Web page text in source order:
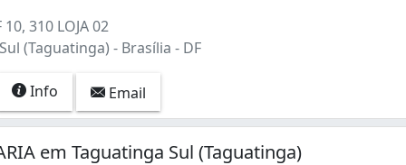
310 LOJA 02
(Taguatinga) - Brasília - DF
Info Email
em Taguatinga Sul (Taguatinga)